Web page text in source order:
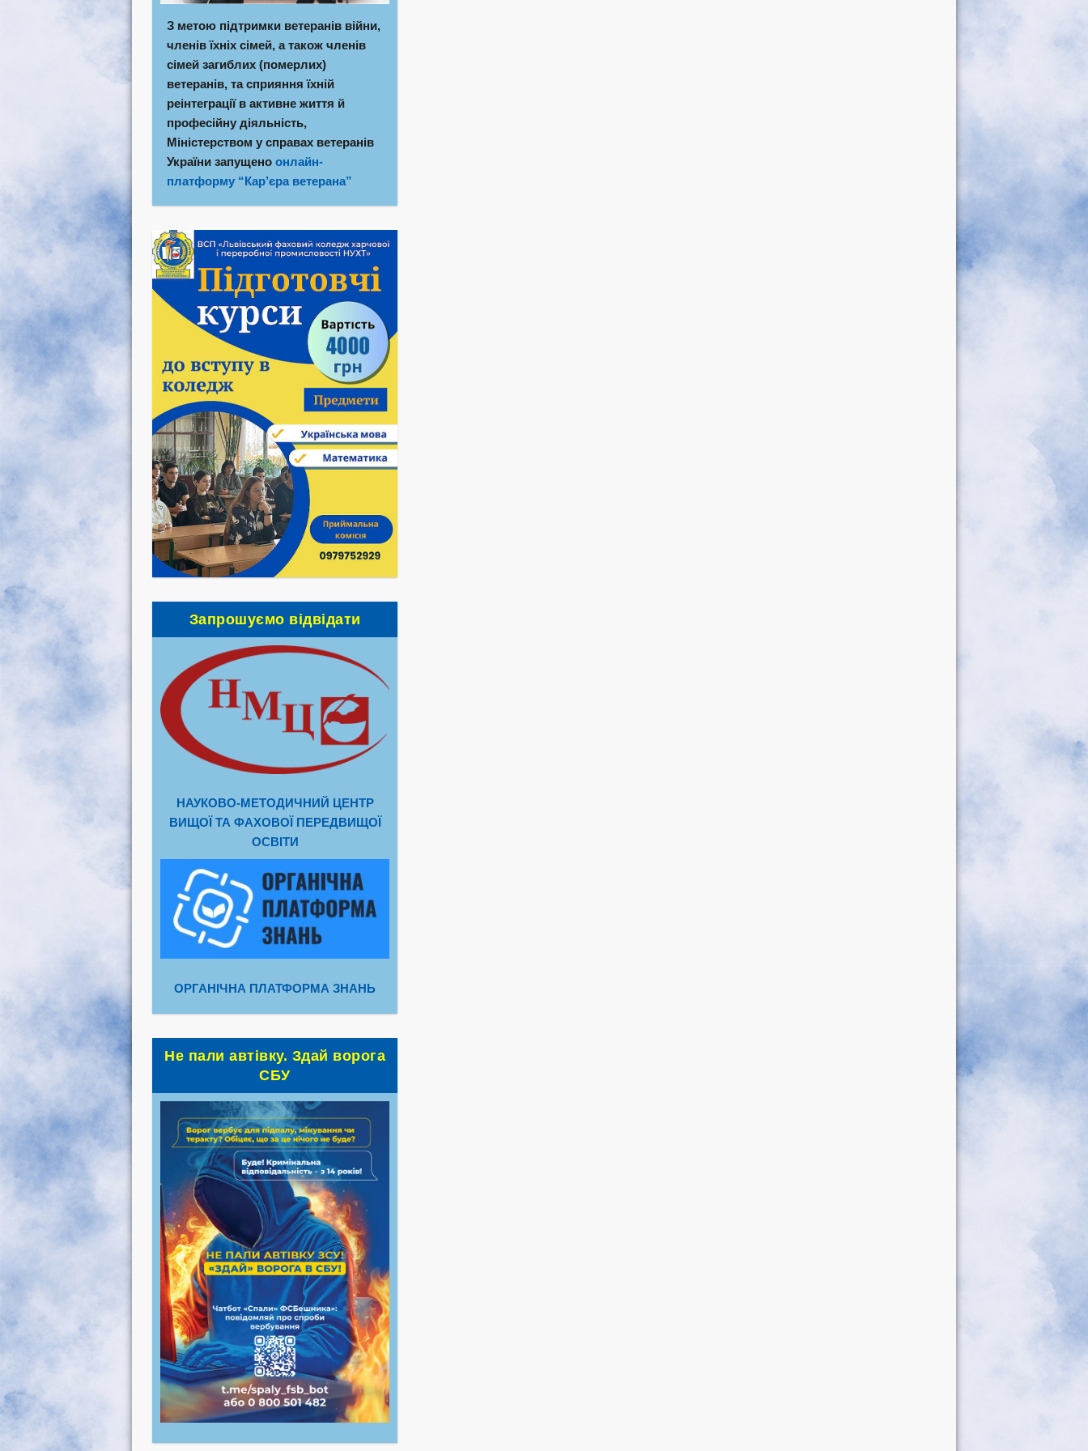
З метою підтримки ветеранів війни,
членів їхніх сімей, а також членів
сімей загиблих (померлих)
ветеранів, та сприяння їхній
реінтеграції в активне життя й
професійну діяльність,
Міністерством у справах ветеранів
України запущеноонлайн-
платформу “Кар’єра ветерана”
Запрошуємо відвідати
НАУКОВО-МЕТОДИЧНИЙ ЦЕНТР
ВИЩОЇ ТА ФАХОВОЇ ПЕРЕДВИЩОЇ
ОСВІТИ
ОРГАНІЧНА ПЛАТФОРМА ЗНАНЬ
Не пали автівку. Здай ворога
СБУ